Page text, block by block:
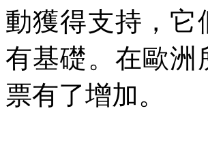
動獲得支持，它
有基礎。在歐洲
票有了增加。